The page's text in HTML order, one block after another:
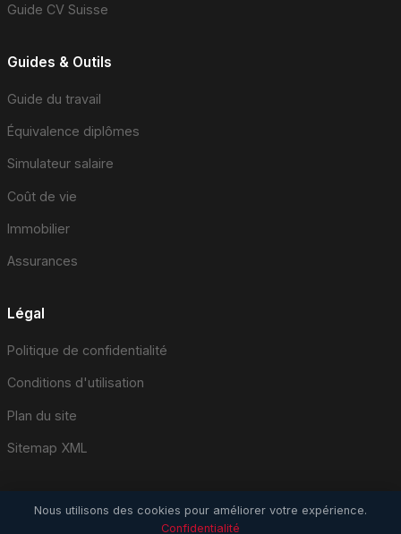
Guide CV Suisse
Guides & Outils
Guide du travail
Équivalence diplômes
Simulateur salaire
Coût de vie
Immobilier
Assurances
Légal
Politique de confidentialité
Conditions d'utilisation
Plan du site
Sitemap XML
Nous utilisons des cookies pour améliorer votre expérience.
Confidentialité